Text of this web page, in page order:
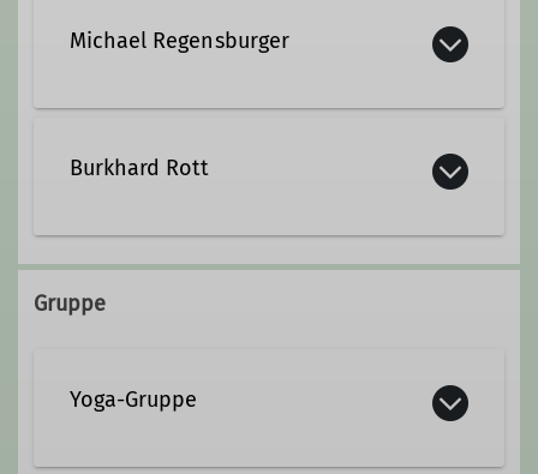
Michael Regensburger
Burkhard Rott
burkhard.rott.dav@masterspot.de
Gruppe
Yoga-Gruppe